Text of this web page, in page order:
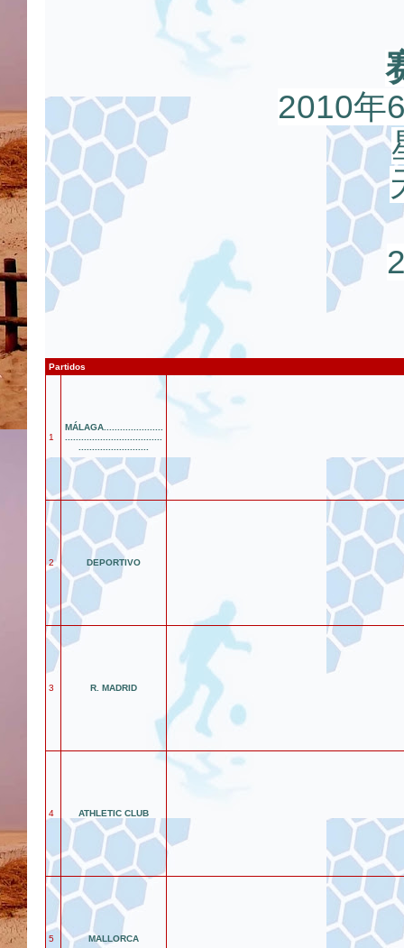
2010年
Partidos
1
MÁLAGA......................
2 DEPORTIVO
3 R. MADRID
4 ATHLETIC CLUB
5 MALLORCA